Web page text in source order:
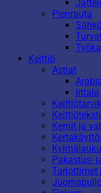
Pienrauta
Keittiö
Astiat
Iittala
Kernit ja
Pakastus-
Tarjottimet